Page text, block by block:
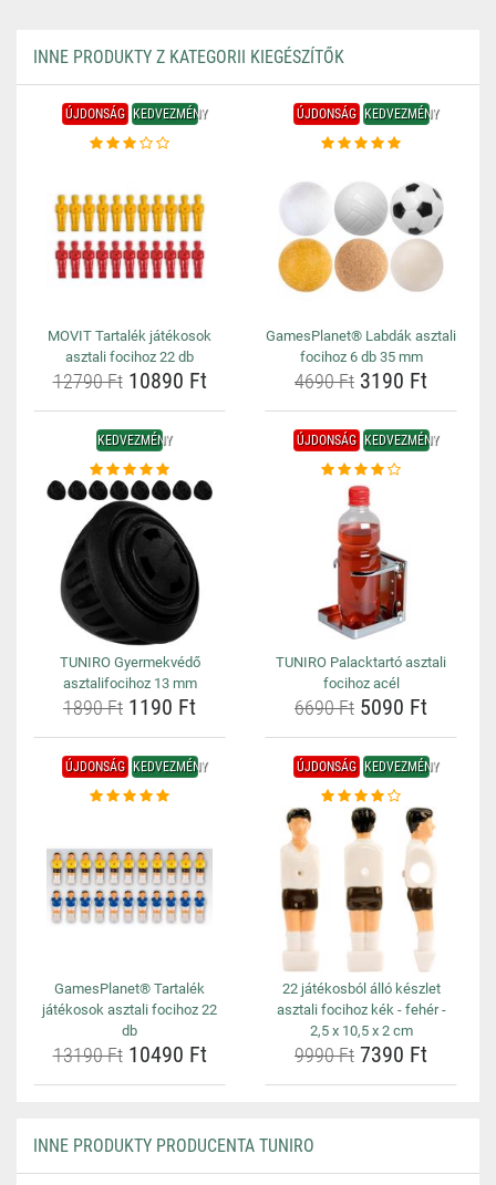
INNE PRODUKTY Z KATEGORII KIEGÉSZÍTŐK
ÚJDONSÁG KEDVEZMÉNY
MOVIT Tartalék játékosok
asztali focihoz 22 db
12790 Ft10890 Ft
ÚJDONSÁG KEDVEZMÉNY
GamesPlanet® Labdák asztali
focihoz 6 db 35 mm
4690 Ft 3190 Ft
KEDVEZMÉNY
TUNIRO Gyermekvédő
asztalifocihoz 13 mm
1890 Ft 1190 Ft
ÚJDONSÁG KEDVEZMÉNY
TUNIRO Palacktartó asztali
focihoz acél
6690 Ft 5090 Ft
ÚJDONSÁG KEDVEZMÉNY
GamesPlanet® Tartalék
játékosok asztali focihoz 22
db
13190 Ft10490 Ft
ÚJDONSÁG KEDVEZMÉNY
22 játékosból álló készlet
asztali focihoz kék - fehér -
2,5 x 10,5 x 2 cm
9990 Ft 7390 Ft
INNE PRODUKTY PRODUCENTA TUNIRO